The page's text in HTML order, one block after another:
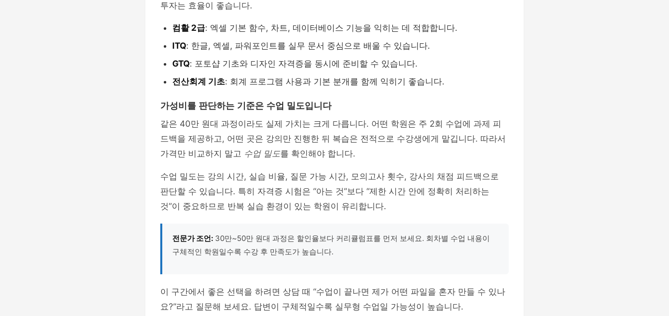
투자는 효율이 좋습니다.
컴활 2급: 엑셀 기본 함수, 차트, 데이터베이스 기능을 익히는 데 적합합니다.
ITQ: 한글, 엑셀, 파워포인트를 실무 문서 중심으로 배울 수 있습니다.
GTQ: 포토샵 기초와 디자인 자격증을 동시에 준비할 수 있습니다.
전산회계 기초: 회계 프로그램 사용과 기본 분개를 함께 익히기 좋습니다.
가성비를 판단하는 기준은 수업 밀도입니다
같은 40만 원대 과정이라도 실제 가치는 크게 다릅니다. 어떤 학원은 주 2회 수업에 과제 피
드백을 제공하고, 어떤 곳은 강의만 진행한 뒤 복습은 전적으로 수강생에게 맡깁니다. 따라서
가격만 비교하지 말고 수업 밀도를 확인해야 합니다.
수업 밀도는 강의 시간, 실습 비율, 질문 가능 시간, 모의고사 횟수, 강사의 채점 피드백으로
판단할 수 있습니다. 특히 자격증 시험은 “아는 것”보다 “제한 시간 안에 정확히 처리하는
것”이 중요하므로 반복 실습 환경이 있는 학원이 유리합니다.
전문가 조언: 30만~50만 원대 과정은 할인율보다 커리큘럼표를 먼저 보세요. 회차별 수업 내용이
구체적인 학원일수록 수강 후 만족도가 높습니다.
이 구간에서 좋은 선택을 하려면 상담 때 “수업이 끝나면 제가 어떤 파일을 혼자 만들 수 있나
요?”라고 질문해 보세요. 답변이 구체적일수록 실무형 수업일 가능성이 높습니다.